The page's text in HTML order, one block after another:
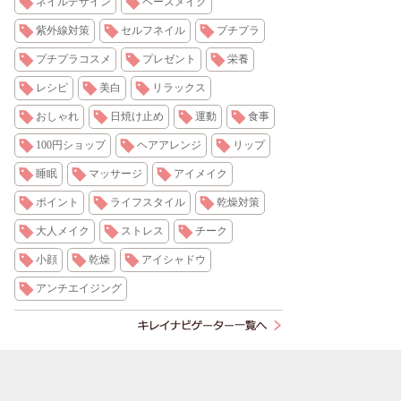
紫外線対策 セルフネイル プチプラ
プチプラコスメ プレゼント 栄養
レシピ 美白 リラックス
おしゃれ 日焼け止め 運動 食事
100円ショップ ヘアアレンジ リップ
睡眠 マッサージ アイメイク
ポイント ライフスタイル 乾燥対策
大人メイク ストレス チーク
小顔 乾燥 アイシャドウ
アンチエイジング